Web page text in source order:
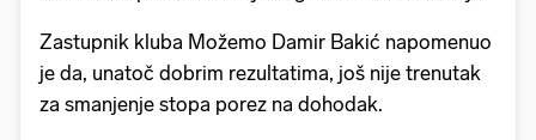
Zastupnik kluba Možemo Damir Bakić napomenuo
je da, unatoč dobrim rezultatima, još nije trenutak
za smanjenje stopa porez na dohodak.